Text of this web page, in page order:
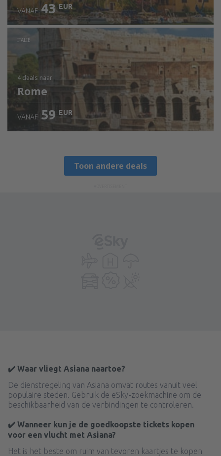
VANAF 43 EUR
ITALIË
4 deals naar
Rome
VANAF 59 EUR
Toon andere deals
✔️ Waar vliegt Asiana naartoe?
De dienstregeling van Asiana omvat routes vanuit veel
populaire steden. Gebruik de eSky-zoekmachine om de
beschikbaarheid van de verbindingen te controleren.
✔️ Wanneer kun je de goedkoopste tickets kopen
voor een vlucht met Asiana?
Het is het beste om ruim van tevoren kaartjes te kopen